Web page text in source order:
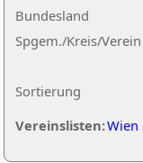
Sortierung
Bundesland
Spgem./Kreis/Verein
Vereinslisten:Wien